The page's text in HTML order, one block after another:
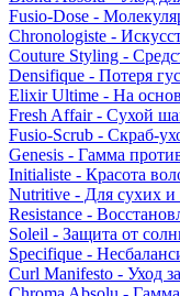
Fusio-Dose -
Chronologiste -
Couture Styling -
Densifique - Потеря
Elixir Ultime - На
Fresh Affair - Сухой
Fusio-Scrub - Скраб-
Genesis - Гамма
Initialiste - Красота
Nutritive - Для сухих и
Resistance -
Soleil - Защита от
Specifique -
Curl Manifesto - Уход